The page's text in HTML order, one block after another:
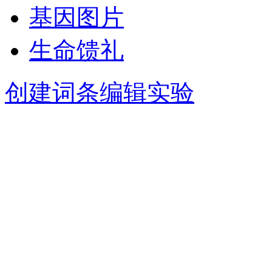
基因图片
生命馈礼
创建词条编辑实验